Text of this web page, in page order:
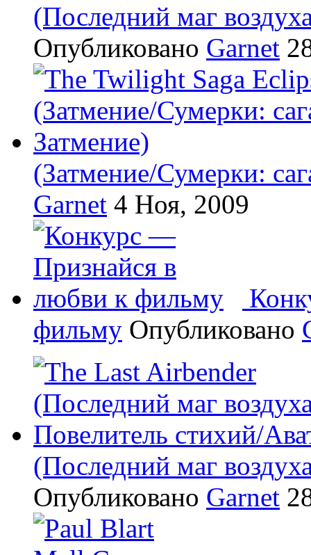
(Последний маг
Опубликовано Garnet
(Затмение/Сумерки:
Garnet 4 Ноя, 2009
фильму Опубликовано
(Последний маг
Опубликовано Garnet